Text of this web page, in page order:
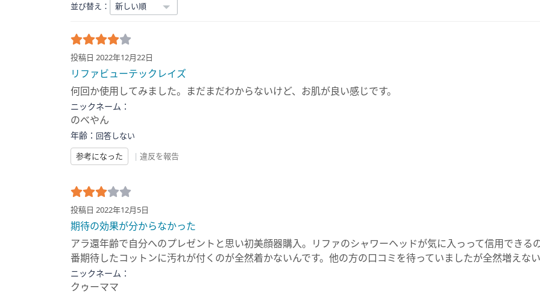
並び替え：
投稿日 2022年12月22日
リファビューテックレイズ
何回か使用してみました。まだまだわからないけど、お肌が良い感じです。
ニックネーム：
のべやん
年齢： 回答しない
参考になった
| 違反を報告
投稿日 2022年12月5日
期待の効果が分からなかった
アラ還年齢で自分へのプレゼントと思い初美顔器購入。リファのシャワーヘッドが気に入っって信用でき
番期待したコットンに汚れが付くのが全然着かないんです。他の方の口コミを待っていましたが全然増えな
ニックネーム：
クゥーママ